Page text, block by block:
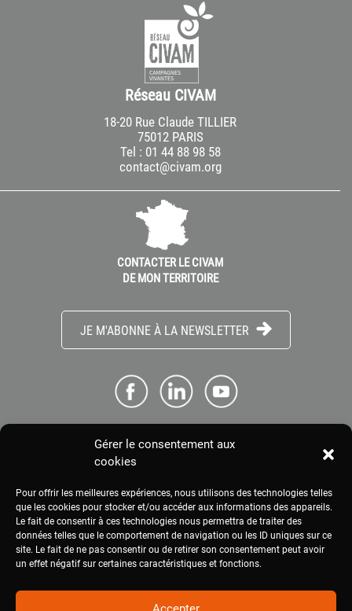
Gérer le consentement aux
cookies
Pour offrir les meilleures expériences, nous utilisons des technologies telles
que les cookies pour stocker et/ou accéder aux informations des appareils.
Le fait de consentir à ces technologies nous permettra de traiter des
données telles que le comportement de navigation ou les ID uniques sur ce
site. Le fait de ne pas consentir ou de retirer son consentement peut avoir
un effet négatif sur certaines caractéristiques et fonctions.
Réseau CIVAM
18-20 Rue Claude TILLIER
75012 PARIS
Tel : 01 44 88 98 58
contact@civam.org
CONTACTER LE CIVAM
DE MON TERRITOIRE
JE M'ABONNE À LA NEWSLETTER
ME CONNECTER
ESPACE PRESSE
MENTIONS LÉGALES